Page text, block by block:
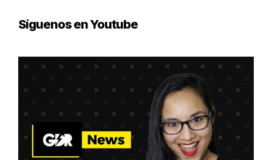
Síguenos en Youtube